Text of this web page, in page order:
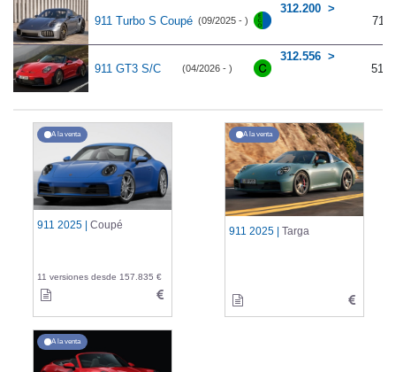
911 Turbo S Coupé (09/2025 - )
312.200
711
911 GT3 S/C (04/2026 - )
312.556
510
A la venta
911 2025 | Coupé
11 versiones desde 157.835 €
A la venta
911 2025 | Targa
A la venta